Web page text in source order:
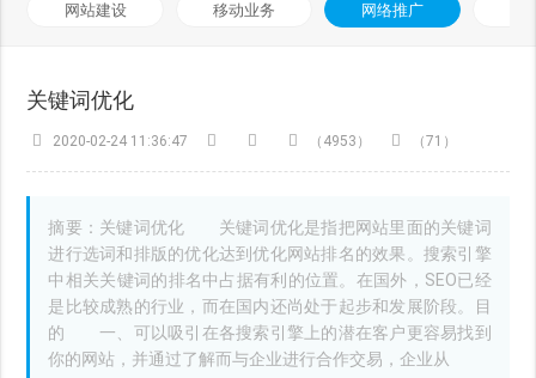
网站建设 移动业务 网络推广
关键词优化
2020-02-24 11:36:47 （4953） （71）
摘要：关键词优化 关键词优化是指把网站里面的关键词
进行选词和排版的优化达到优化网站排名的效果。搜索引擎
中相关关键词的排名中占据有利的位置。在国外，SEO已经
是比较成熟的行业，而在国内还尚处于起步和发展阶段。目
的 一、可以吸引在各搜索引擎上的潜在客户更容易找到
你的网站，并通过了解而与企业进行合作交易，企业从